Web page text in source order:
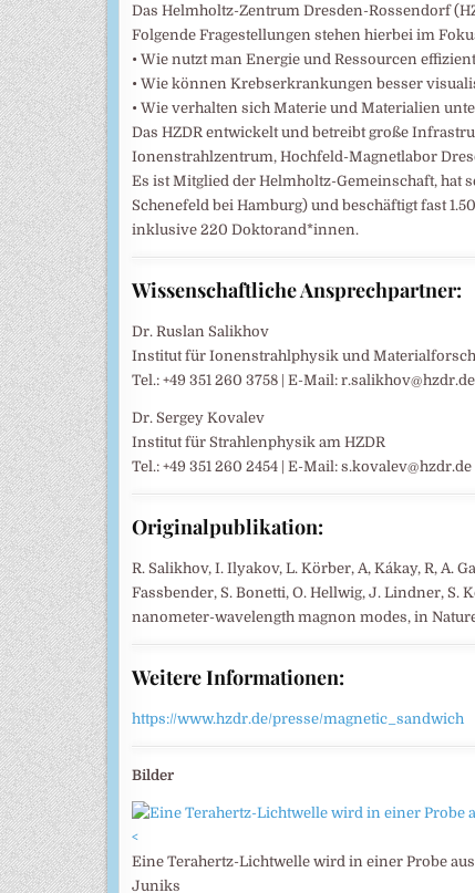
Das Helmholtz-Zentrum Dresden-Rossendorf
Folgende Fragestellungen stehen hierbei im
• Wie nutzt man Energie und Ressourcen
• Wie können Krebserkrankungen besser
• Wie verhalten sich Materie und Materialien
Das HZDR entwickelt und betreibt große
Ionenstrahlzentrum, Hochfeld-Magnetlabor
Es ist Mitglied der Helmholtz-Gemeinschaft, hat
Schenefeld bei Hamburg) und beschäftigt fast
inklusive 220 Doktorand*innen.
Wissenschaftliche Ansprechpartner:
Dr. Ruslan Salikhov
Institut für Ionenstrahlphysik und
Tel.: +49 351 260 3758 | E-Mail: r.salikhov@hzdr.de
Dr. Sergey Kovalev
Institut für Strahlenphysik am HZDR
Tel.: +49 351 260 2454 | E-Mail: s.kovalev@hzdr.de
Originalpublikation:
R. Salikhov, I. Ilyakov, L. Körber, A, Kákay, R, A.
Fassbender, S. Bonetti, O. Hellwig, J. Lindner,
nanometer-wavelength magnon modes, in
Weitere Informationen:
https://www.hzdr.de/presse/magnetic_sandwich
Bilder
<
Eine Terahertz-Lichtwelle wird in einer Probe
Juniks